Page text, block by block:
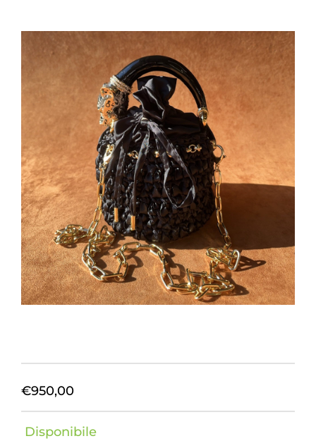
Pendenti
Anelli
Orecchini
Cinture
A.B.
Home
€950,00
Disponibile